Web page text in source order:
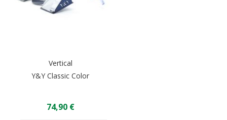
Vertical
Y&Y Classic Color
74,90 €